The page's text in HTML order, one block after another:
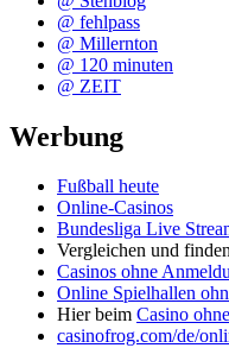
@ fehlpass
@ Millernton
@ 120 minuten
@ ZEIT
Werbung
Fußball heute
Online-Casinos
Bundesliga Live
Vergleichen und
Casinos ohne
Online Spielhallen
Hier beim Casino
casinofrog.com/de/